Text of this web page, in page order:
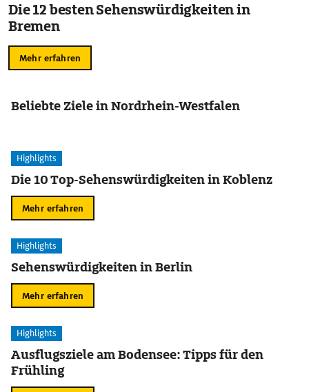
Die 12 besten Sehenswürdigkeiten in
Bremen
Mehr erfahren
Beliebte Ziele in Nordrhein-Westfalen
Highlights
Die 10 Top-Sehenswürdigkeiten in Koblenz
Mehr erfahren
Highlights
Sehenswürdigkeiten in Berlin
Mehr erfahren
Highlights
Ausflugsziele am Bodensee: Tipps für den
Frühling